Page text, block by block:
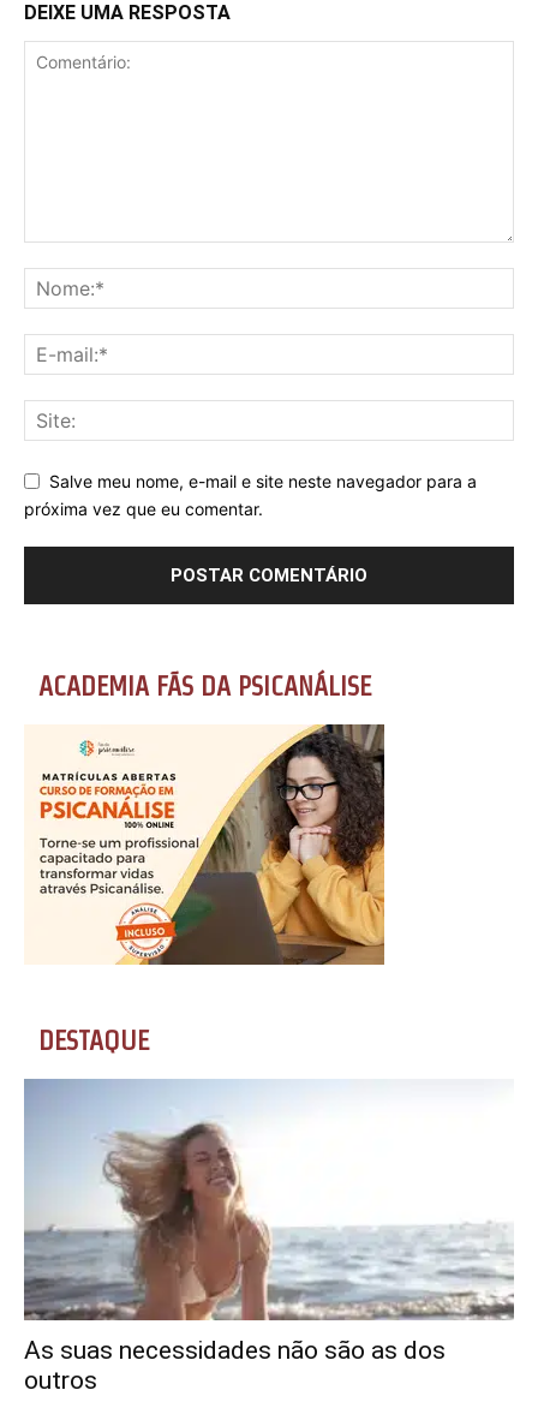
DEIXE UMA RESPOSTA
Salve meu nome, e-mail e site neste navegador para a
próxima vez que eu comentar.
ACADEMIA FÃS DA PSICANÁLISE
DESTAQUE
As suas necessidades não são as dos
outros